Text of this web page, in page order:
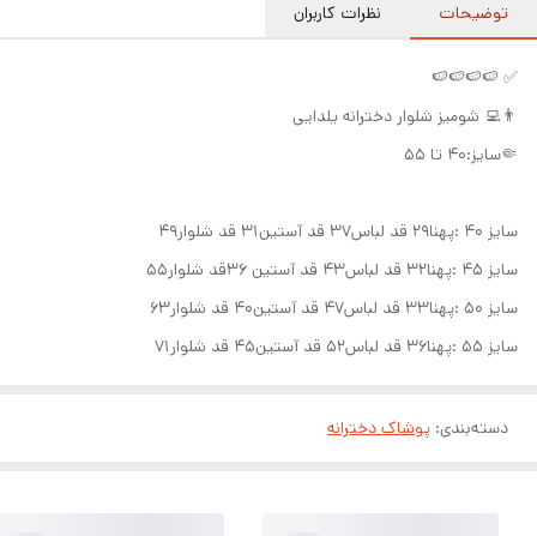
توضیحات نظرات کاربران
✅ 🍉🍉🍉🍉
👨‍💻 شومیز شلوار دخترانه یلدایی
🤏سایز:۴۰ تا ۵۵
سایز ۴۰ :پهنا۲۹ قد لباس۳۷ قد آستین۳۱ قد شلوار۴۹
سایز ۴۵ :پهنا۳۲ قد لباس۴۳ قد آستین ۳۶قد شلوار۵۵
سایز ۵۰ :پهنا۳۳ قد لباس۴۷ قد آستین۴۰ قد شلوار۶۳
سایز ۵۵ :پهنا۳۶ قد لباس۵۲ قد آستین۴۵ قد شلوار۷۱
دسته‌بندی: پوشاک دخترانه